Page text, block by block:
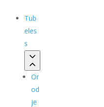
Tub
eles
s
Or
od
je